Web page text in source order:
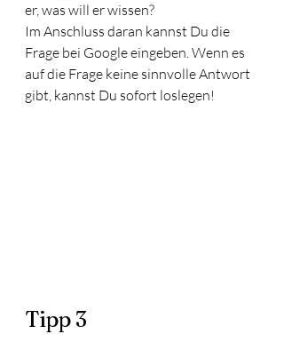
er, was will er wissen?
Im Anschluss daran kannst Du die
Frage bei Google eingeben. Wenn es
auf die Frage keine sinnvolle Antwort
gibt, kannst Du sofort loslegen!
Tipp 3